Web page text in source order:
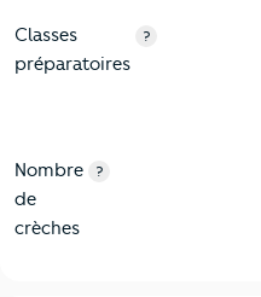
Classes
préparatoires
?
Nombre
de
crèches
?